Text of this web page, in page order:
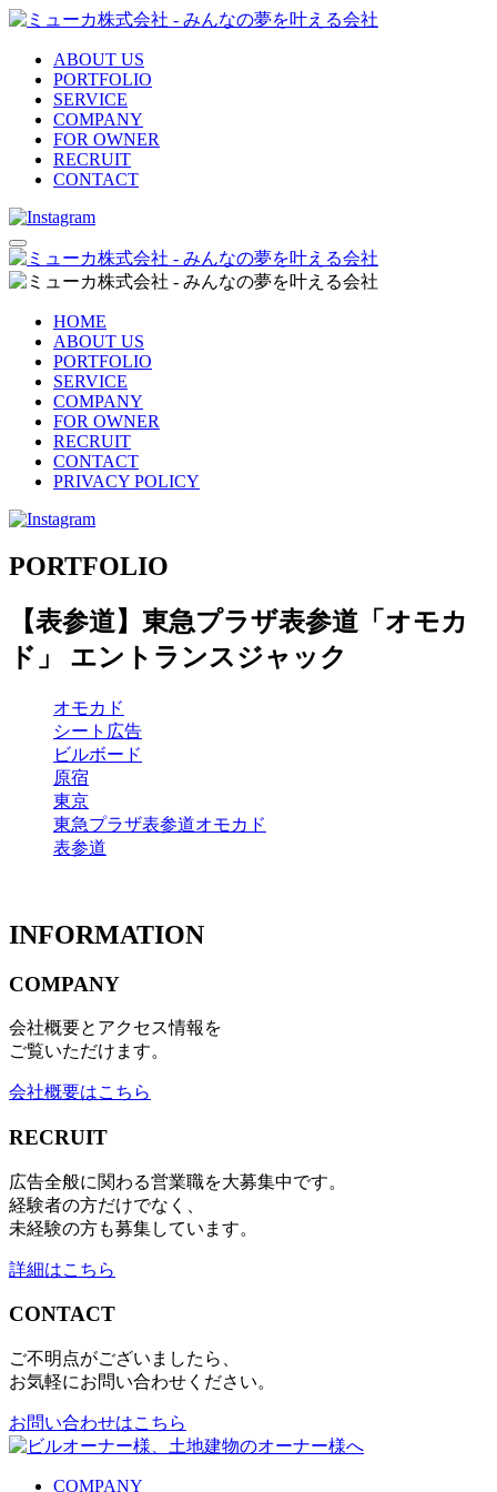
ABOUT US
PORTFOLIO
SERVICE
COMPANY
FOR OWNER
RECRUIT
CONTACT
HOME
ABOUT US
PORTFOLIO
SERVICE
COMPANY
FOR OWNER
RECRUIT
CONTACT
PRIVACY POLICY
PORTFOLIO
【表参道】東急プラザ表参道「オモカ
ド」 エントランスジャック
オモカド
シート広告
ビルボード
原宿
東京
東急プラザ表参道オモカド
表参道
INFORMATION
COMPANY
会社概要とアクセス情報を
ご覧いただけます。
会社概要はこちら
RECRUIT
広告全般に関わる営業職を大募集中です。
経験者の方だけでなく、
未経験の方も募集しています。
詳細はこちら
CONTACT
ご不明点がございましたら、
お気軽にお問い合わせください。
お問い合わせはこちら
COMPANY